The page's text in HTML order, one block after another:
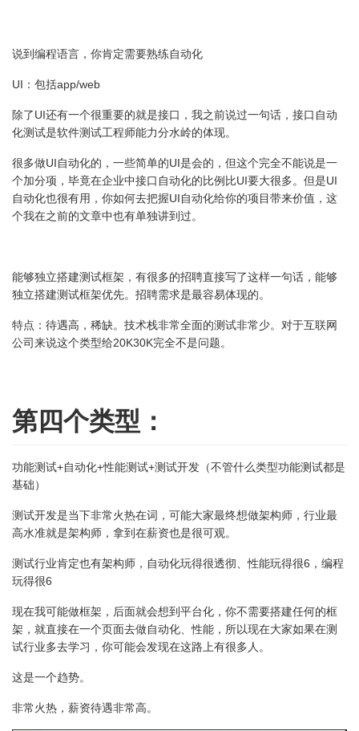
说到编程语言，你肯定需要熟练自动化
UI：包括app/web
除了UI还有一个很重要的就是接口，我之前说过一句话，接口自动
化测试是软件测试工程师能力分水岭的体现。
很多做UI自动化的，一些简单的UI是会的，但这个完全不能说是一
个加分项，毕竟在企业中接口自动化的比例比UI要大很多。但是UI
自动化也很有用，你如何去把握UI自动化给你的项目带来价值，这
个我在之前的文章中也有单独讲到过。
能够独立搭建测试框架，有很多的招聘直接写了这样一句话，能够
独立搭建测试框架优先。招聘需求是最容易体现的。
特点：待遇高，稀缺。技术栈非常全面的测试非常少。对于互联网
公司来说这个类型给20K30K完全不是问题。
第四个类型：
功能测试+自动化+性能测试+测试开发（不管什么类型功能测试都是
基础）
测试开发是当下非常火热在词，可能大家最终想做架构师，行业最
高水准就是架构师，拿到在薪资也是很可观。
测试行业肯定也有架构师，自动化玩得很透彻、性能玩得很6，编程
玩得很6
现在我可能做框架，后面就会想到平台化，你不需要搭建任何的框
架，就直接在一个页面去做自动化、性能，所以现在大家如果在测
试行业多去学习，你可能会发现在这路上有很多人。
这是一个趋势。
非常火热，薪资待遇非常高。